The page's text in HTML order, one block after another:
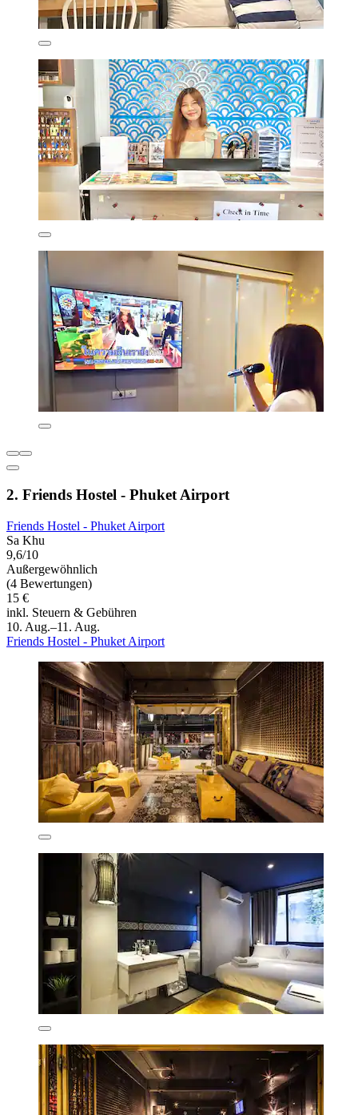
2. Friends Hostel - Phuket Airport
Friends Hostel - Phuket Airport
Sa Khu
9,6/10
Außergewöhnlich
(4 Bewertungen)
15 €
inkl. Steuern & Gebühren
10. Aug.–11. Aug.
Friends Hostel - Phuket Airport